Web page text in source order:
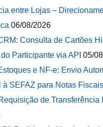
entre Lojas –
06/08/2026
Consulta de Cartões
Participante via API 05/
e NF-e: Envio
à SEFAZ para Notas
de Transferência